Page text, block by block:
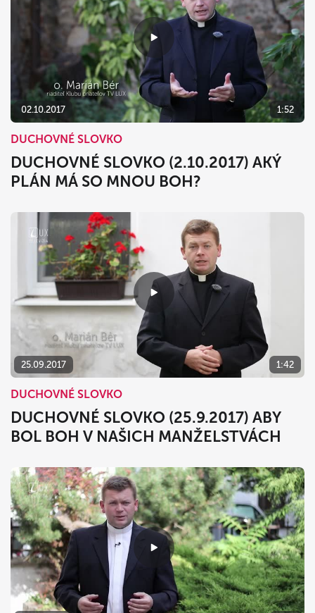
02.10.2017 1:52
DUCHOVNÉ SLOVKO
DUCHOVNÉ SLOVKO (2.10.2017) AKÝ
PLÁN MÁ SO MNOU BOH?
25.09.2017 1:42
DUCHOVNÉ SLOVKO
DUCHOVNÉ SLOVKO (25.9.2017) ABY
BOL BOH V NAŠICH MANŽELSTVÁCH